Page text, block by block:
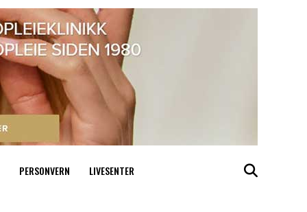
PERSONVERN LIVESENTER